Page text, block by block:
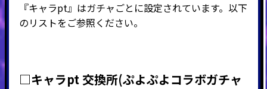
『キャラpt』はガチャごとに設定されています。以下
のリストをご参照ください。
□キャラpt 交換所(ぷよぷよコラボガチャ